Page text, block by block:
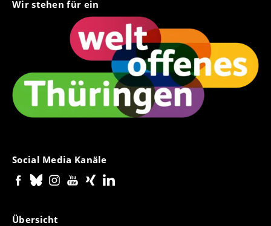
Wir stehen für ein
Social Media Kanäle
Übersicht